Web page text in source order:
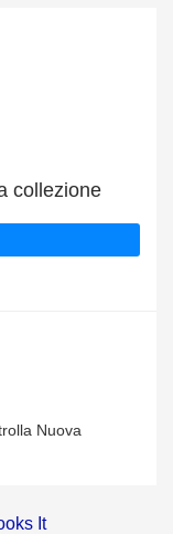
collezione
Nuova
It